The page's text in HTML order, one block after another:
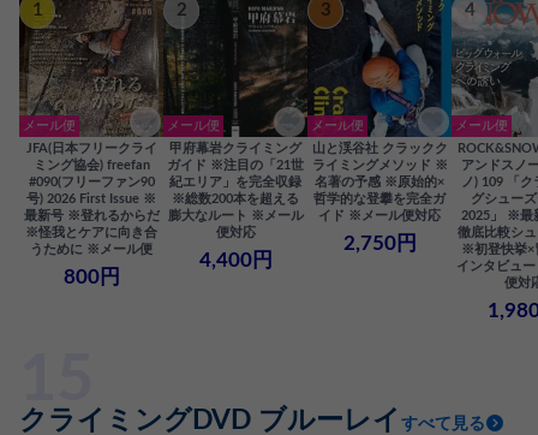
1
メール便
JFA(日本フリークライ
ミング協会) freefan
#090(フリーファン90
号) 2026 First Issue ※
最新号 ※登れるからだ
※怪我とケアに向き合
うために ※メール便
800円
2
メール便
甲府幕岩クライミング
ガイド ※注目の「21世
紀エリア」を完全収録
※総数200本を超える
膨大なルート ※メール
便対応
4,400円
3
メール便
山と渓谷社 クラックク
ライミングメソッド ※
名著の予感 ※原始的×
哲学的な登攀を完全ガ
イド ※メール便対応
2,750円
4
メール便
アンドスノ
ノ) 109 「ク
グシュー
2025」 ※最
徹底比較シ
※初登快挙×
インタビュ
便対
クライミングDVD ブルーレイ すべて見る